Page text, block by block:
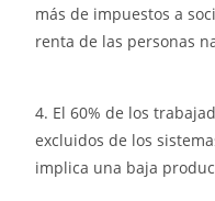
más de impuestos a
renta de las personas
4. El 60% de los
excluidos de los
implica una baja